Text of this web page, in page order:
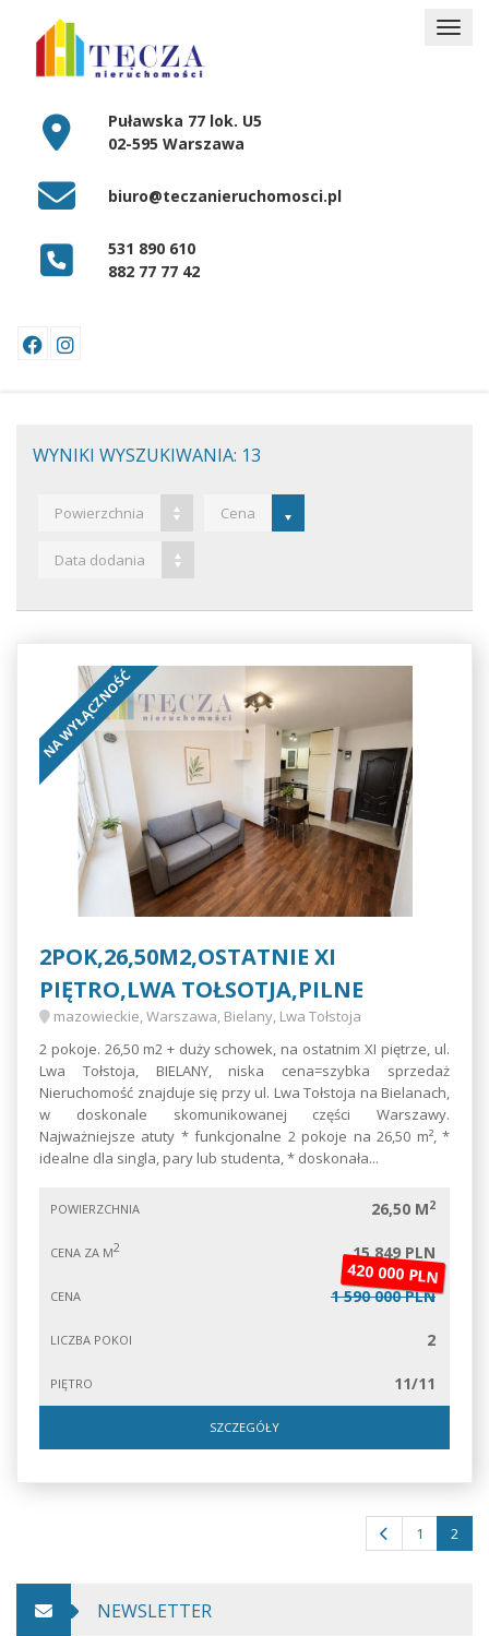
Puławska 77 lok. U5
02-595 Warszawa
biuro@teczanieruchomosci.pl
531 890 610
882 77 77 42
WYNIKI WYSZUKIWANIA: 13
Powierzchnia Cena
Data dodania
NA WYŁĄCZNOŚĆ
2POK,26,50M2,OSTATNIE XI
PIĘTRO,LWA TOŁSOTJA,PILNE
mazowieckie, Warszawa, Bielany, Lwa Tołstoja
2 pokoje. 26,50 m2 + duży schowek, na ostatnim XI piętrze, ul.
Lwa Tołstoja, BIELANY, niska cena=szybka sprzedaż
Nieruchomość znajduje się przy ul. Lwa Tołstoja na Bielanach,
w doskonale skomunikowanej części Warszawy.
Najważniejsze atuty * funkcjonalne 2 pokoje na 26,50 m², *
idealne dla singla, pary lub studenta, * doskonała...
POWIERZCHNIA 26,50 M2
CENA ZA M2 15 849 PLN
CENA 1 590 000 PLN
420 000 PLN
LICZBA POKOI 2
PIĘTRO 11/11
SZCZEGÓŁY
1 2
NEWSLETTER